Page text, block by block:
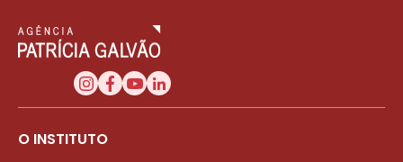
O INSTITUTO